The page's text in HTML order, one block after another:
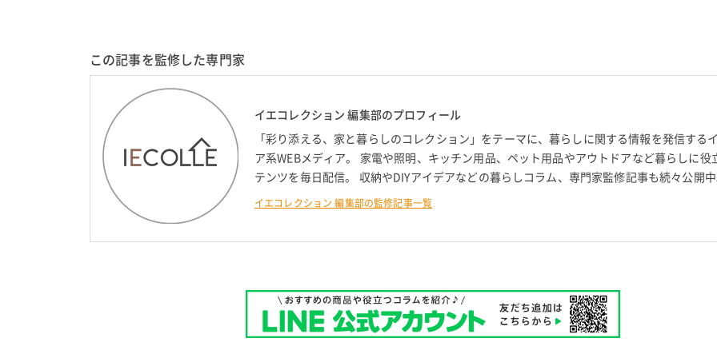
この記事を監修した専門家
イエコレクション 編集部のプロフィール
「彩り添える、家と暮らしのコレクション」をテーマに、暮らしに関する情報を発信する
ア系WEBメディア。 家電や照明、キッチン用品、ペット用品やアウトドアなど暮らしに役
テンツを毎日配信。 収納やDIYアイデアなどの暮らしコラム、専門家監修記事も続々公開中
イエコレクション 編集部の監修記事一覧